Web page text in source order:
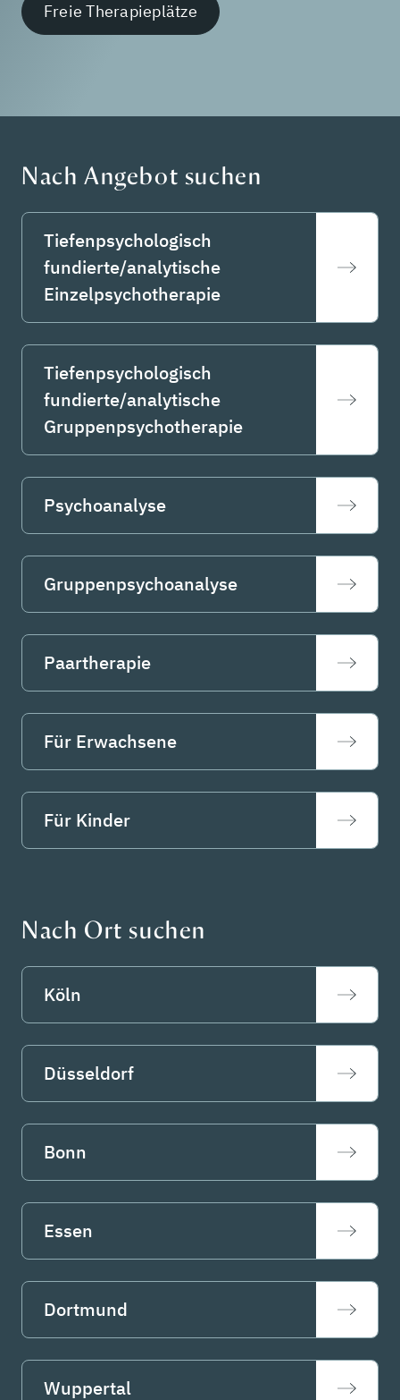
Freie Therapieplätze
Nach Angebot suchen
Tiefenpsychologisch
fundierte/analytische
Einzelpsychotherapie
Tiefenpsychologisch
fundierte/analytische
Gruppenpsychotherapie
Psychoanalyse
Gruppenpsychoanalyse
Paartherapie
Für Erwachsene
Für Kinder
Nach Ort suchen
Köln
Düsseldorf
Bonn
Essen
Dortmund
Wuppertal